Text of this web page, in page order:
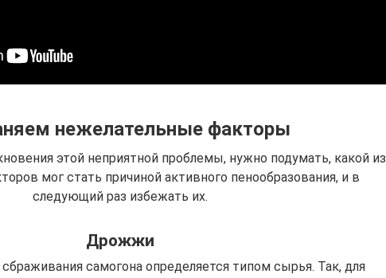
нежелательные факторы
этой неприятной проблемы, нужно подумать, какой из
мог стать причиной активного пенообразования, и в
следующий раз избежать их.
Дрожжи
самогона определяется типом сырья. Так, для